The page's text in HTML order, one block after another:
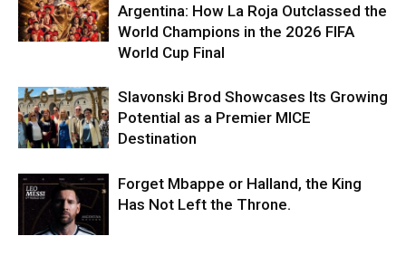
Argentina: How La Roja Outclassed the
World Champions in the 2026 FIFA
World Cup Final
Slavonski Brod Showcases Its Growing
Potential as a Premier MICE
Destination
Forget Mbappe or Halland, the King
Has Not Left the Throne.